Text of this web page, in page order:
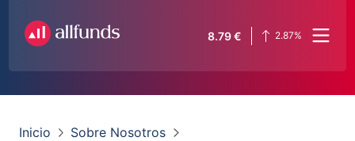
8.79€ 2.87%
Inicio
Sobre Nosotros